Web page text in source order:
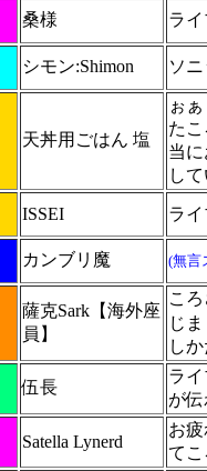
桑様 ラ
シモン:Shimon ソ
天丼用ごはん 塩
ぉ
た
当
し
ISSEI ラ
カンブリ魔 (無言
薩克Sark【海外座
員】
こ
じ
し
伍長
ラ
が
Satella Lynerd
お
て